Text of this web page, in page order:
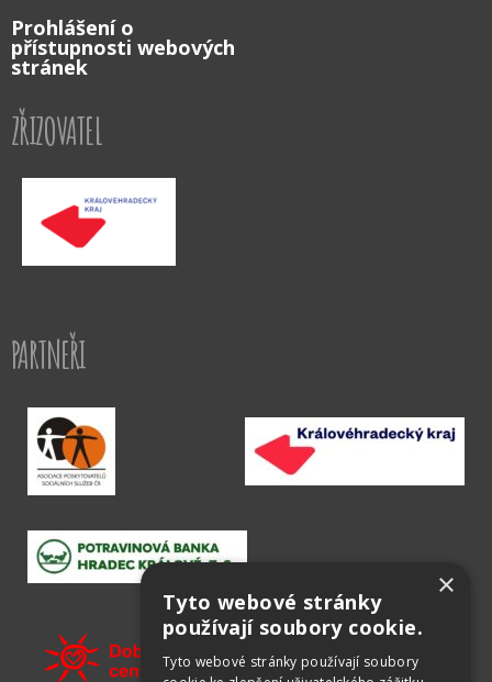
Prohlášení o
přístupnosti webových
stránek
ZŘIZOVATEL
PARTNEŘI
×
Tyto webové stránky
používají soubory cookie.
Tyto webové stránky používají soubory